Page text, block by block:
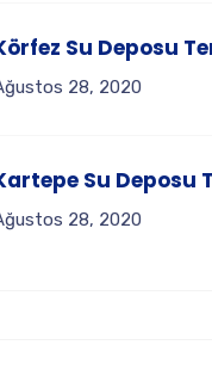
Su Deposu
28, 2020
Su Deposu
28, 2020